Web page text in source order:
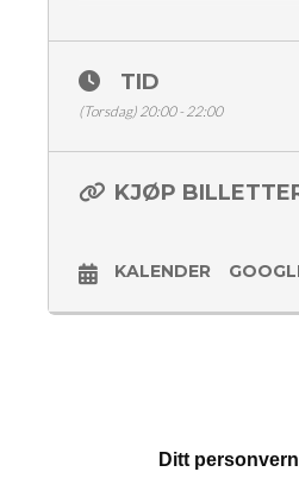
Ane Glendanger
Aleksander Økland
Emil Bjørgaas
Jånni K.
Showstart kl 20:00
TID
(Torsdag) 20:00 - 22:00
KJØP
KALENDER
Ditt